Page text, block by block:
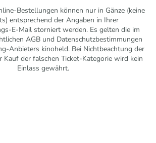
Bestellungen können nur in Gänze (keine
entsprechend der Angaben in Ihrer
E-Mail storniert werden. Es gelten die im
AGB und Datenschutzbestimmungen
Anbieters kinoheld. Bei Nichtbeachtung der
Kauf der falschen Ticket-Kategorie wird kein
Einlass gewährt.